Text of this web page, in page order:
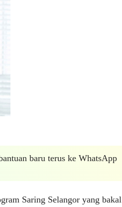
baru terus ke WhatsApp
Saring Selangor yang bakal